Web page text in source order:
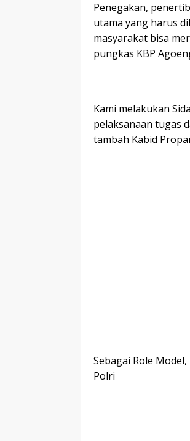
Penegakan,
utama yang harus
masyarakat bisa
pungkas KBP
Kami melakukan
pelaksanaan tugas
tambah Kabid
Sebagai Role
Polri